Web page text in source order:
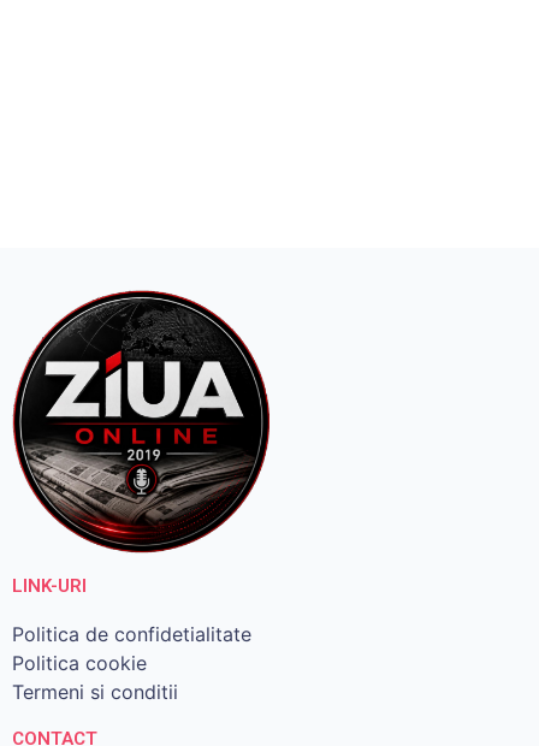
LINK-URI
Politica de confidetialitate
Politica cookie
Termeni si conditii
CONTACT